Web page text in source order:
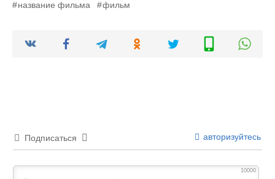
название фильма фильм
Подписаться авторизуйтесь
10000